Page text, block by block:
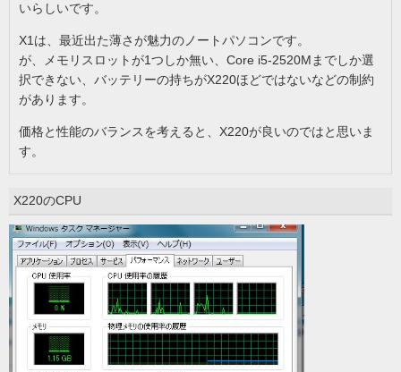
いらしいです。
X1は、最近出た薄さが魅力のノートパソコンです。
が、メモリスロットが1つしか無い、Core i5-2520Mまでしか選
択できない、バッテリーの持ちがX220ほどではないなどの制約
があります。
価格と性能のバランスを考えると、X220が良いのではと思いま
す。
X220のCPU